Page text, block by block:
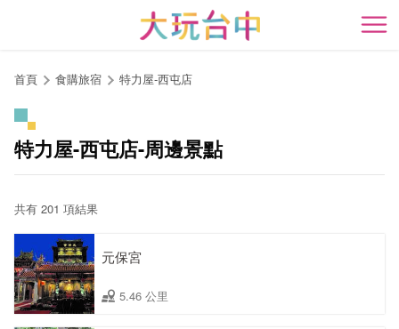
開
首頁 食購旅宿 特力屋-西屯店
特力屋-西屯店-周邊景點
共有 201 項結果
元保宮
5.46 公里